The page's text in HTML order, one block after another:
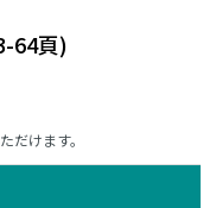
64頁)
だけます。